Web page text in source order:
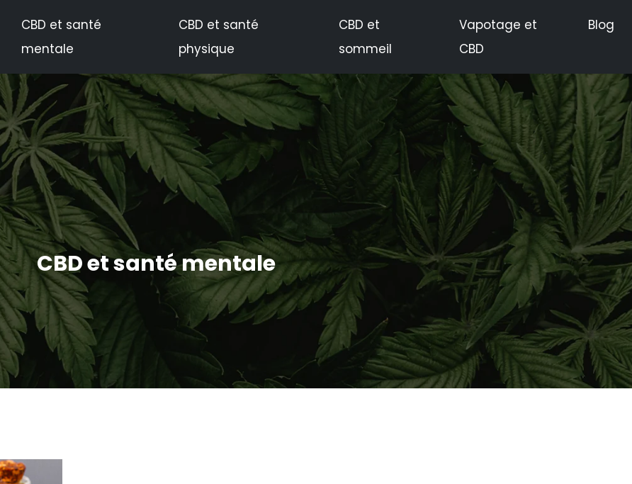
CBD et santé
mentale
CBD et santé
physique
CBD et
sommeil
Vapotage et
CBD
Blog
CBD et santé mentale